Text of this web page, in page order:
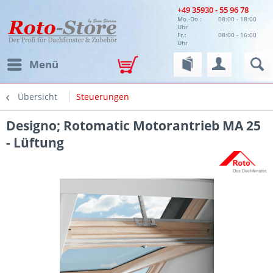
+49 35930 - 55 96 78
Mo.-Do.:
08:00 - 18:00
Uhr
Fr.:
08:00 - 16:00
Uhr
Menü
Übersicht Steuerungen
Designo; Rotomatic Motorantrieb MA 25
- Lüftung